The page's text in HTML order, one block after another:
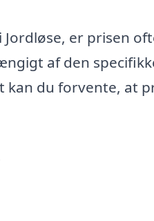
er prisen
af den
kan du forvente, at